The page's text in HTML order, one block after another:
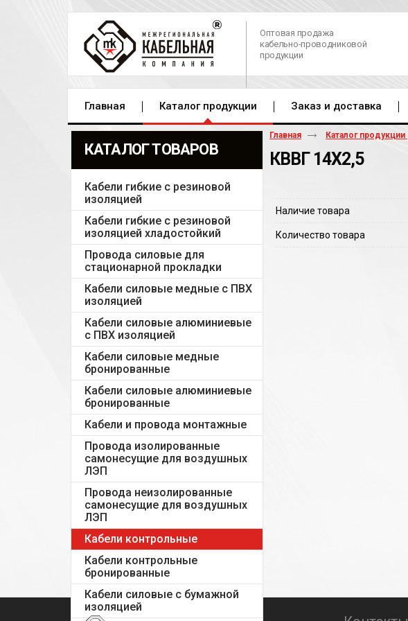
Оптовая продажа
кабельно-проводниковой
продукции
Главная Каталог продукции Заказ и доставка
КАТАЛОГ ТОВАРОВ
Кабели гибкие с резиновой
изоляцией
Кабели гибкие с резиновой
изоляцией хладостойкий
Провода силовые для
стационарной прокладки
Кабели силовые медные с ПВХ
изоляцией
Кабели силовые алюминиевые
с ПВХ изоляцией
Кабели силовые медные
бронированные
Кабели силовые алюминиевые
бронированные
Кабели и провода монтажные
Провода изолированные
самонесущие для воздушных
ЛЭП
Провода неизолированные
самонесущие для воздушных
ЛЭП
Кабели контрольные
Кабели контрольные
бронированные
Кабели силовые с бумажной
изоляцией
Главная Каталог продукции
КВВГ 14Х2,5
Наличие товара
Количество товара